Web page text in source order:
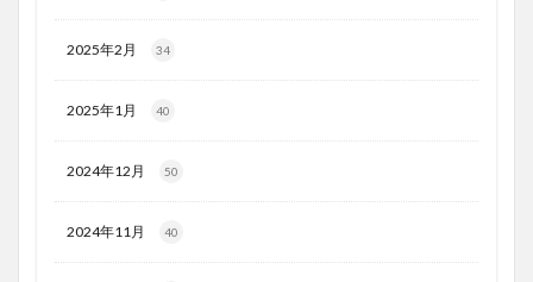
2025年2月 34
2025年1月 40
2024年12月 50
2024年11月 40